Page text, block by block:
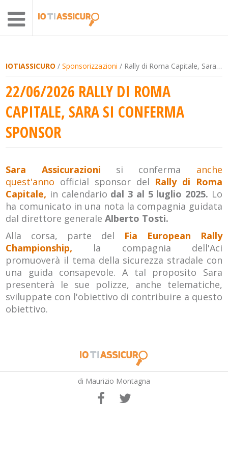
IOTIASSICURO /Sponsorizzazioni / Rally di Roma Capitale, Sara si conferma sponsor
22/06/2026 RALLY DI ROMA
CAPITALE, SARA SI CONFERMA
SPONSOR
Sara Assicurazioni si conferma anche
quest'anno official sponsor del Rally di Roma
Capitale, in calendario dal 3 al 5 luglio 2025. Lo
ha comunicato in una nota la compagnia guidata
dal direttore generaleAlberto Tosti.
Alla corsa, parte del Fia European Rally
Championship,
la compagnia dell'Aci
promuoverà il tema della sicurezza stradale con
una guida consapevole. A tal proposito Sara
presenterà le sue polizze, anche telematiche,
sviluppate con l'obiettivo di contribuire a questo
obiettivo.
di Maurizio Montagna